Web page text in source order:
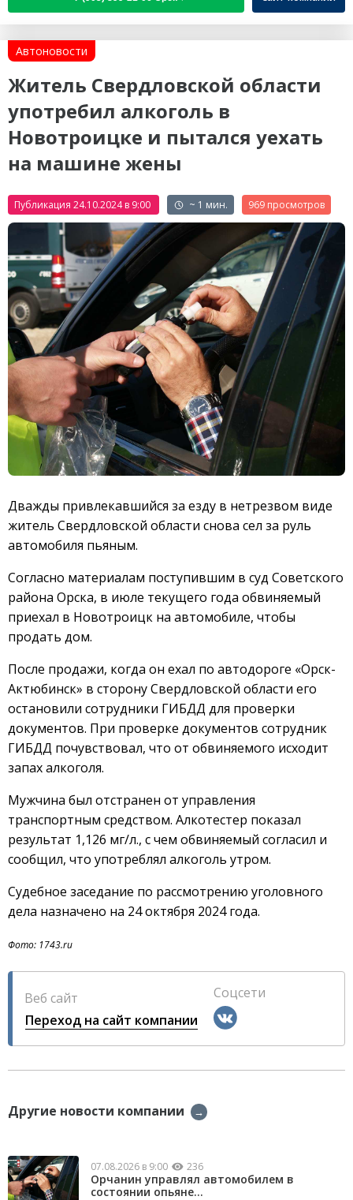
Автоновости
Житель Свердловской области
употребил алкоголь в
Новотроицке и пытался уехать
на машине жены
Публикация 24.10.2024 в 9:00 ~ 1 мин. 969
Дважды привлекавшийся за езду в нетрезвом виде
житель Свердловской области снова сел за руль
автомобиля пьяным.
Согласно материалам поступившим в суд Советского
района Орска, в июле текущего года обвиняемый
приехал в Новотроицк на автомобиле, чтобы
продать дом.
После продажи, когда он ехал по автодороге «Орск-
Актюбинск» в сторону Свердловской области его
остановили сотрудники ГИБДД для проверки
документов. При проверке документов сотрудник
ГИБДД почувствовал, что от обвиняемого исходит
запах алкоголя.
Мужчина был отстранен от управления
транспортным средством. Алкотестер показал
результат 1,126 мг/л., с чем обвиняемый согласил и
сообщил, что употреблял алкоголь утром.
Судебное заседание по рассмотрению уголовного
дела назначено на 24 октября 2024 года.
Фото: 1743.ru
Веб сайт
Переход на сайт компании
Соцсети
Другие новости компании →
07.08.2026 в 9:00 236
Орчанин управлял автомобилем в
состоянии опьяне...